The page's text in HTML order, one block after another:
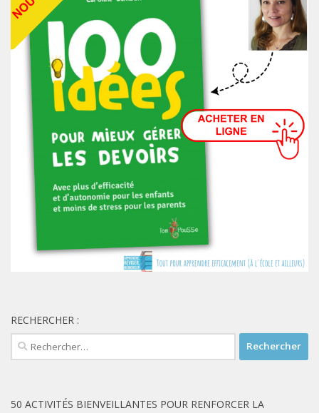
RECHERCHER :
Rechercher :
50 ACTIVITÉS BIENVEILLANTES POUR RENFORCER LA